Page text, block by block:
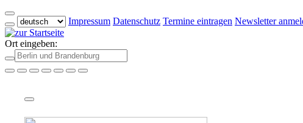
Impressum Datenschutz Termine eintragen Newsletter
Ort eingeben: